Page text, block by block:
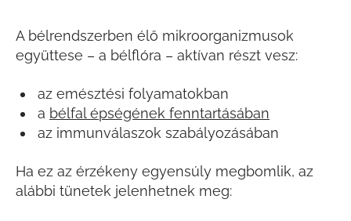
A bélrendszerben élő mikroorganizmusok
együttese – a bélflóra – aktívan részt vesz:
az emésztési folyamatokban
a bélfal épségének fenntartásában
az immunválaszok szabályozásában
Ha ez az érzékeny egyensúly megbomlik, az
alábbi tünetek jelenhetnek meg: